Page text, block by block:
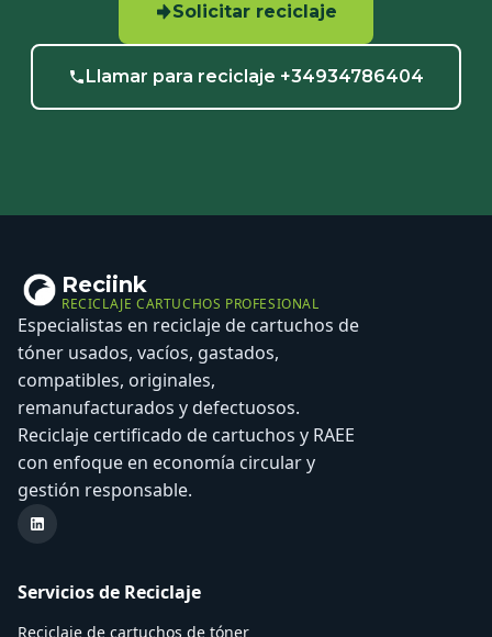
Solicitar reciclaje
Llamar para reciclaje +34934786404
Reciink
RECICLAJE CARTUCHOS PROFESIONAL
Especialistas en reciclaje de cartuchos de
tóner usados, vacíos, gastados,
compatibles, originales,
remanufacturados y defectuosos.
Reciclaje certificado de cartuchos y RAEE
con enfoque en economía circular y
gestión responsable.
LinkedIn Reciink
Servicios de Reciclaje
Reciclaje de cartuchos de tóner